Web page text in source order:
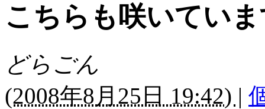
こちらも咲いてい
どらごん
(2008年8月25日 19:42) |